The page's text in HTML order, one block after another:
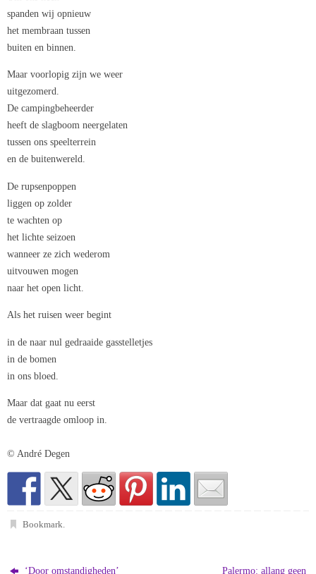
spanden wij opnieuw
het membraan tussen
buiten en binnen.
Maar voorlopig zijn we weer
uitgezomerd.
De campingbeheerder
heeft de slagboom neergelaten
tussen ons speelterrein
en de buitenwereld.
De rupsenpoppen
liggen op zolder
te wachten op
het lichte seizoen
wanneer ze zich wederom
uitvouwen mogen
naar het open licht.
Als het ruisen weer begint
in de naar nul gedraaide gasstelletjes
in de bomen
in ons bloed.
Maar dat gaat nu eerst
de vertraagde omloop in.
© André Degen
Bookmark
‘Door omstandigheden’
Palermo: allang geen